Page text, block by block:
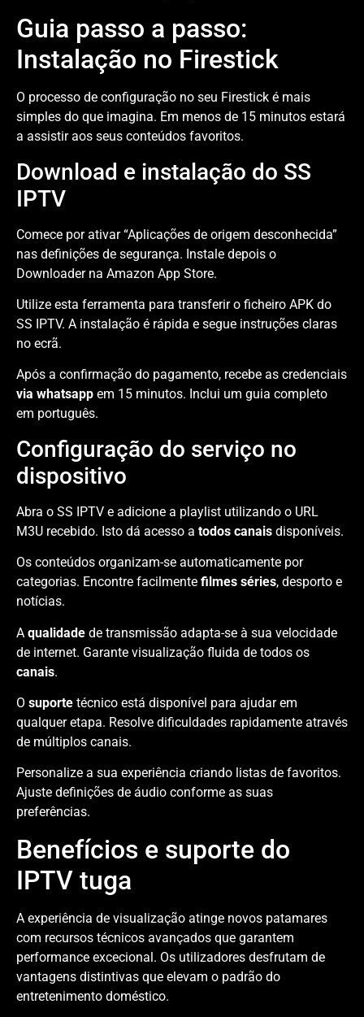
Guia passo a passo:
Instalação no Firestick
O processo de configuração no seu Firestick é mais
simples do que imagina. Em menos de 15 minutos estará
a assistir aos seus conteúdos favoritos.
Download e instalação do SS
IPTV
Comece por ativar “Aplicações de origem desconhecida”
nas definições de segurança. Instale depois o
Downloader na Amazon App Store.
Utilize esta ferramenta para transferir o ficheiro APK do
SS IPTV. A instalação é rápida e segue instruções claras
no ecrã.
Após a confirmação do pagamento, recebe as credenciais
via whatsapp em 15 minutos. Inclui um guia completo
em português.
Configuração do serviço no
dispositivo
Abra o SS IPTV e adicione a playlist utilizando o URL
M3U recebido. Isto dá acesso a todos canais disponíveis.
Os conteúdos organizam-se automaticamente por
categorias. Encontre facilmente filmes séries, desporto e
notícias.
A qualidade de transmissão adapta-se à sua velocidade
de internet. Garante visualização fluida de todos os
canais.
O suporte técnico está disponível para ajudar em
qualquer etapa. Resolve dificuldades rapidamente através
de múltiplos canais.
Personalize a sua experiência criando listas de favoritos.
Ajuste definições de áudio conforme as suas
preferências.
Benefícios e suporte do
IPTV tuga
A experiência de visualização atinge novos patamares
com recursos técnicos avançados que garantem
performance excecional. Os utilizadores desfrutam de
vantagens distintivas que elevam o padrão do
entretenimento doméstico.